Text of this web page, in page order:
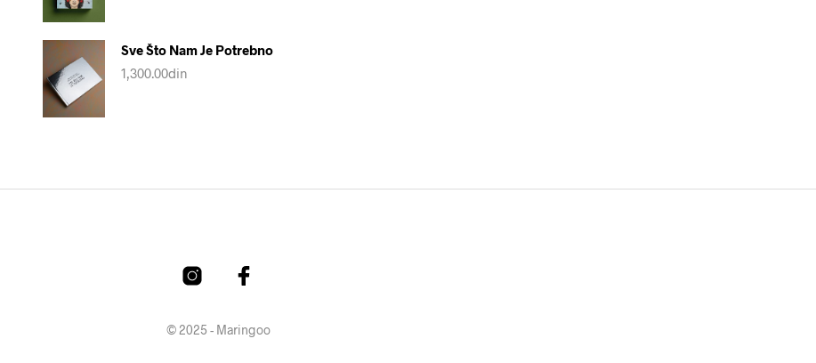
Sve Što Nam Je Potrebno
1,300.00din
© 2025 - Maringoo